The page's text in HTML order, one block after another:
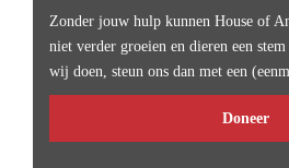
Zonder jouw hulp kunnen House of
niet verder groeien en dieren een
wij doen, steun ons dan met een
Doneer